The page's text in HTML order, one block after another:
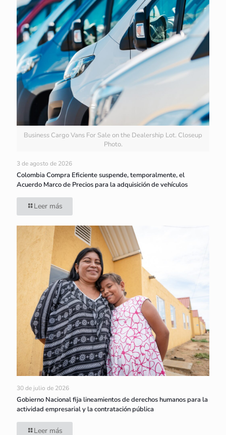
Business Cargo Vans For Sale on the Dealership Lot. Closeup
Photo.
3 de agosto de 2026
Colombia Compra Eficiente suspende, temporalmente, el
Acuerdo Marco de Precios para la adquisición de vehículos
Leer más
30 de julio de 2026
Gobierno Nacional fija lineamientos de derechos humanos para la
actividad empresarial y la contratación pública
Leer más